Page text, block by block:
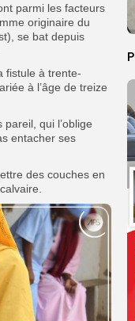
parmi les facteurs
originaire du
se bat depuis
fistule à trente-
à l’âge de treize
qui l’oblige
entacher ses
des couches en